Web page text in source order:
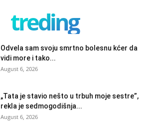
treding
Odvela sam svoju smrtno bolesnu kćer da
vidi more i tako...
August 6, 2026
„Tata je stavio nešto u trbuh moje sestre”,
rekla je sedmogodišnja...
August 6, 2026